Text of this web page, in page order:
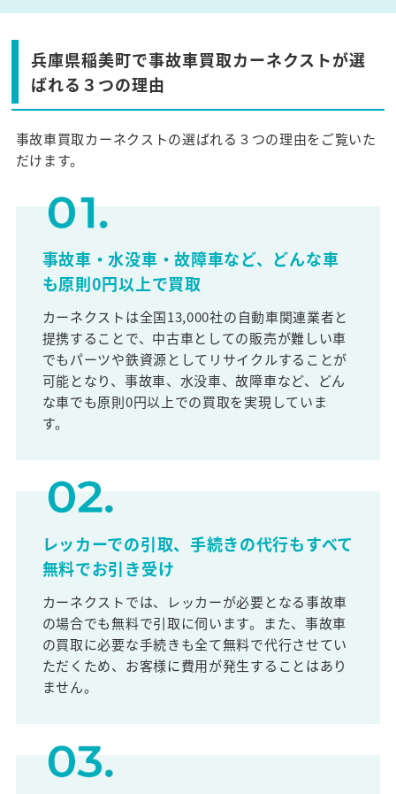
兵庫県稲美町で事故車買取カーネクストが選
ばれる３つの理由
事故車買取カーネクストの選ばれる３つの理由をご覧いた
だけます。
事故車・水没車・故障車など、どんな車
も原則0円以上で買取
カーネクストは全国13,000社の自動車関連業者と
提携することで、中古車としての販売が難しい車
でもパーツや鉄資源としてリサイクルすることが
可能となり、事故車、水没車、故障車など、どん
な車でも原則0円以上での買取を実現していま
す。
レッカーでの引取、手続きの代行もすべて
無料でお引き受け
カーネクストでは、レッカーが必要となる事故車
の場合でも無料で引取に伺います。また、事故車
の買取に必要な手続きも全て無料で代行させてい
ただくため、お客様に費用が発生することはあり
ません。